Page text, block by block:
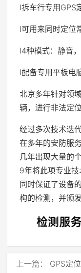
l拆车行专用GPS
l可用来同时定位
l4种模式：静音
l配备专用平板电
北京多年针对领
辆，进行非法定位
经过多次技术迭
在多年的安防服
几年出现大量的
9年将此项专业
同时保证了设备
构的检测，并颁
上一篇： GPS定